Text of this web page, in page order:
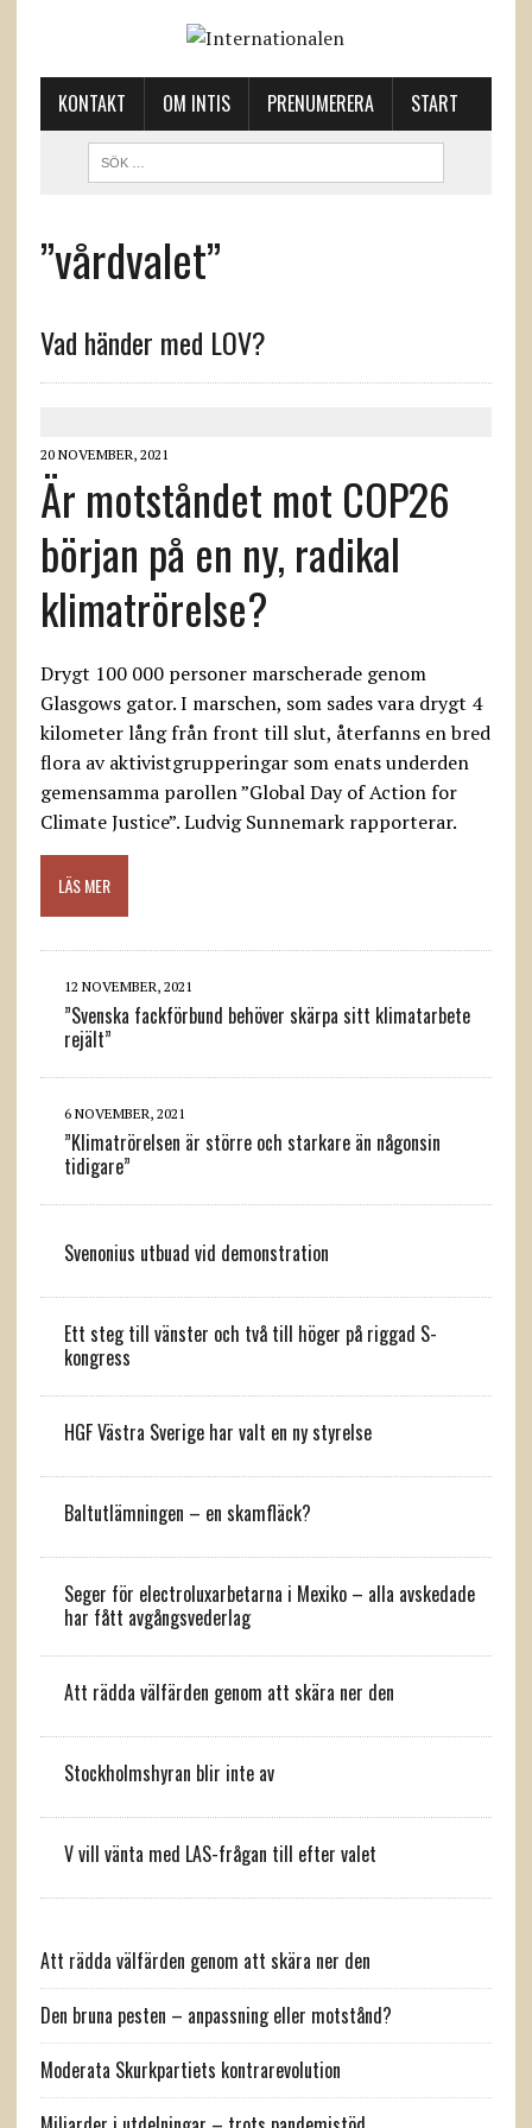
KONTAKT OM INTIS PRENUMERERA START
”vårdvalet”
Vad händer med LOV?
20 NOVEMBER, 2021
Är motståndet mot COP26
början på en ny, radikal
klimatrörelse?
Drygt 100 000 personer marscherade genom
Glasgows gator. I marschen, som sades vara drygt 4
kilometer lång från front till slut, återfanns en bred
flora av aktivistgrupperingar som enats underden
gemensamma parollen ”Global Day of Action for
Climate Justice”. Ludvig Sunnemark rapporterar.
LÄS MER
12 NOVEMBER, 2021
”Svenska fackförbund behöver skärpa sitt klimatarbete
rejält”
6 NOVEMBER, 2021
”Klimatrörelsen är större och starkare än någonsin
tidigare”
Svenonius utbuad vid demonstration
Ett steg till vänster och två till höger på riggad S-
kongress
HGF Västra Sverige har valt en ny styrelse
Baltutlämningen – en skamfläck?
Seger för electroluxarbetarna i Mexiko – alla avskedade
har fått avgångsvederlag
Att rädda välfärden genom att skära ner den
Stockholmshyran blir inte av
V vill vänta med LAS-frågan till efter valet
Att rädda välfärden genom att skära ner den
Den bruna pesten – anpassning eller motstånd?
Moderata Skurkpartiets kontrarevolution